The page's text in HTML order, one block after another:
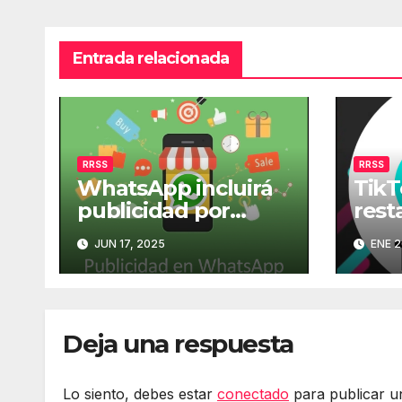
Entrada relacionada
RRSS
WhatsApp incluirá
publicidad por
primera vez en su
historia
JUN 17, 2025
RRSS
enENE
Deja una respuesta
Lo siento, debes estar conectado para publicar